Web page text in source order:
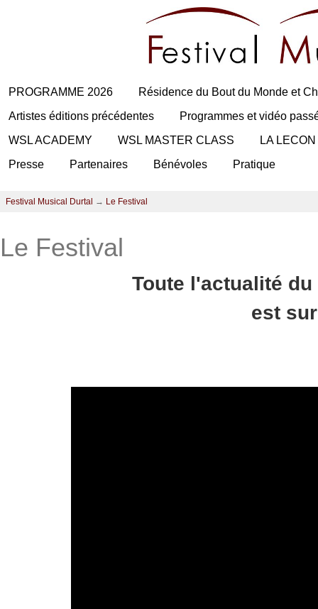
PROGRAMME 2026
Résidence du Bout du Monde et
Artistes éditions précédentes
Programmes et vidéo
WSL ACADEMY
WSL MASTER CLASS
LA
Presse
Partenaires Bénévoles Pratique
Festival Musical Durtal → Le Festival
Le Festival
Toute l'actualité
est